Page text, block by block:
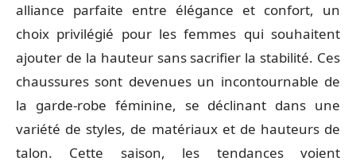
alliance parfaite entre élégance et confort, un
choix privilégié pour les femmes qui souhaitent
ajouter de la hauteur sans sacrifier la stabilité. Ces
chaussures sont devenues un incontournable de
la garde-robe féminine, se déclinant dans une
variété de styles, de matériaux et de hauteurs de
talon. Cette saison, les tendances voient